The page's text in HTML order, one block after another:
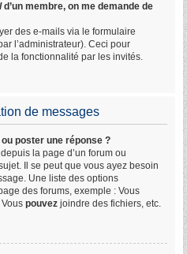
d’un membre, on me demande de
des e-mails via le formulaire
l’administrateur). Ceci pour
la fonctionnalité par les invités.
de messages
poster une réponse ?
la page d’un forum ou
Il se peut que vous ayez besoin
Une liste des options
des forums, exemple : Vous
pouvez joindre des fichiers, etc.